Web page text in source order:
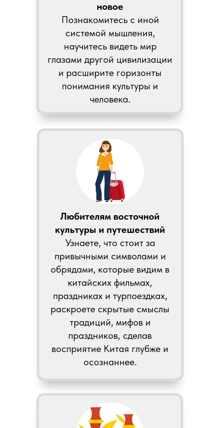
новое
Познакомитесь с иной
системой мышления,
научитесь видеть мир
глазами другой цивилизации
и расширите горизонты
понимания культуры и
человека.
Любителям восточной
культуры и путешествий
Узнаете, что стоит за
привычными символами и
обрядами, которые видим в
китайских фильмах,
праздниках и турпоездках,
раскроете скрытые смыслы
традиций, мифов и
праздников, сделав
восприятие Китая глубже и
осознаннее.